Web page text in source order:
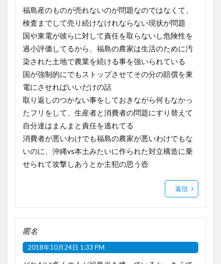
福島産のものが売れないのが問題なのではなくて、
検査までして売り続けなけれならない現状が問題
国や東電が彼らに対して責任を取らないし危険性を
過小評価してるから、福島の農家は生活のために汚
染された土地で農業を続ける事を強いられている
国が強制的にでもストップさせてその分の賠償を東
電にさせればいいだけの話
取り返しのつかない事をしておきながら何もなかっ
たフリをして、生産者と消費者の問題にすり替えて
自分達はまんまと責任を逃れてる
消費者が悪いわけでも福島の農家が悪いわけでもな
いのに、沖縄vs本土みたいに作られた対立構造に乗
せられて攻撃しあうとか主犯の思う壺
返信
匿名
2018年10月24日 1:33 PM